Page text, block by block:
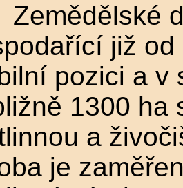
již
pozici a v
1300 ha
a
je